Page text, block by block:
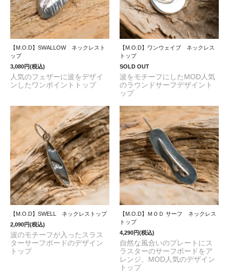
【M.O.D】SWALLOW ネックレスト
ップ
3,080円(税込)
人気のフェザーに波をデザイ
ンしたワンポイントトップ
【M.O.D】ワンウェイブ ネックレス
トップ
SOLD OUT
波をモチーフにしたMOD人気
のラウンドサーフデザイント
ップ
【M.O.D】SWELL ネックレストップ
2,090円(税込)
波のモチーフが入ったスラス
ターサーフボードのデザイン
トップ
【M.O.D】ＭＯＤ サーフ ネックレス
トップ
4,290円(税込)
自然な風合いのプレートにス
ラスターのサーフボードをア
レンジ、MOD人気のデザイン
トップ